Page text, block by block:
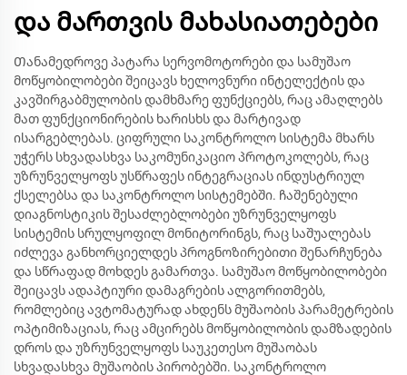
და მართვის მახასიათებები
Თანამედროვე პატარა სერვომოტორები და სამუშაო
მოწყობილობები შეიცავს ხელოვნური ინტელექტის და
კავშირგაბმულობის დამხმარე ფუნქციებს, რაც ამაღლებს
მათ ფუნქციონირების ხარისხს და მარტივად
ისარგებლებას. ციფრული საკონტროლო სისტემა მხარს
უჭერს სხვადასხვა საკომუნიკაციო პროტოკოლებს, რაც
უზრუნველყოფს უსწრაფეს ინტეგრაციას ინდუსტრიულ
ქსელებსა და საკონტროლო სისტემებში. ჩაშენებული
დიაგნოსტიკის შესაძლებლობები უზრუნველყოფს
სისტემის სრულყოფილ მონიტორინგს, რაც საშუალებას
იძლევა განხორციელდეს პროგნოზირებითი შენარჩუნება
და სწრაფად მოხდეს გამართვა. სამუშაო მოწყობილობები
შეიცავს ადაპტიური დამაგრების ალგორითმებს,
რომლებიც ავტომატურად ახდენს მუშაობის პარამეტრების
ოპტიმიზაციას, რაც ამცირებს მოწყობილობის დამზადების
დროს და უზრუნველყოფს საუკეთესო მუშაობას
სხვადასხვა მუშაობის პირობებში. საკონტროლო